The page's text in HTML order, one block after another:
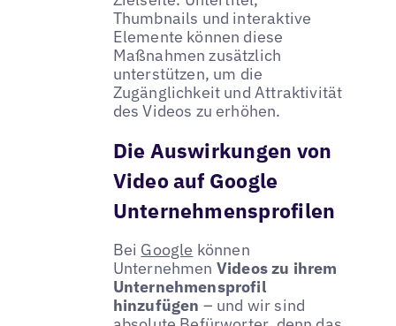
Thumbnails und interaktive
Elemente können diese
Maßnahmen zusätzlich
unterstützen, um die
Zugänglichkeit und Attraktivität
des Videos zu erhöhen.
Die Auswirkungen von
Video auf Google
Unternehmensprofilen
Bei Google können
Unternehmen Videos zu ihrem
Unternehmensprofil
hinzufügen – und wir sind